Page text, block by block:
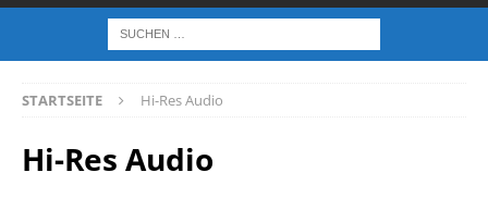
STARTSEITE Hi-Res Audio
Hi-Res Audio